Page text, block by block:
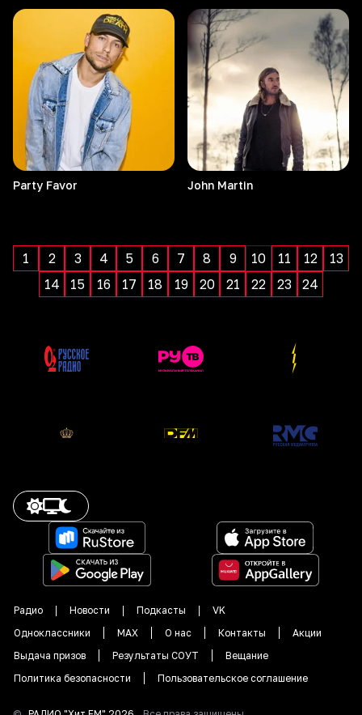
Party Favor John Martin
1 2 3 4 5 6 7 8 9 10 11 12
13
14
15 16 17 18 19 20 21 22 23 24
Радио Новости Подкасты
VK
Одноклассники
MAX О нас Контакты
Акции
Выдача призов
Результаты СОУТ
Вещание
Политика безопасности
Пользовательское соглашение